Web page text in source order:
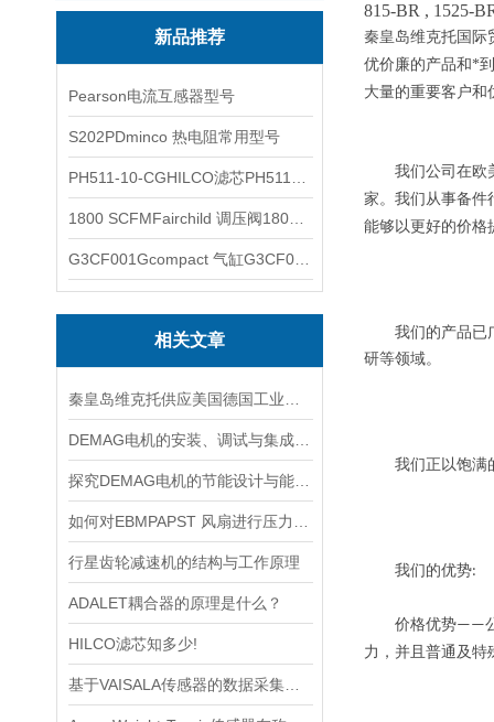
新品推荐
Pearson电流互感器型号
S202PDminco 热电阻常用型号
相关文章
行星齿轮减速机的结构与工作原理
ADALET耦合器的原理是什么？
HILCO滤芯知多少!
815-BR , 1525-
秦皇岛维克托国际
优价廉的产品和*
大量的重要客户和
我们公司在欧
家。我们从事备件
能够以更好的价格
我们的产品已广
研等领域。
我们正以饱满的
我们的优势:
价格优势——
力，并且普通及特